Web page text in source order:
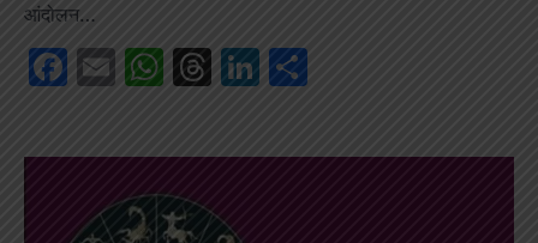
आंदोलन…
Facebook
EmailWhatsApp
Threads
LinkedIn